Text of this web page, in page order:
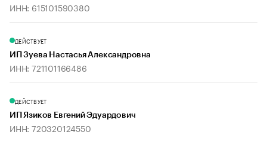
ИНН: 615101590380
ДЕЙСТВУЕТ
ИП Зуева Настасья Александровна
ИНН: 721101166486
ДЕЙСТВУЕТ
ИП Язиков Евгений Эдуардович
ИНН: 720320124550